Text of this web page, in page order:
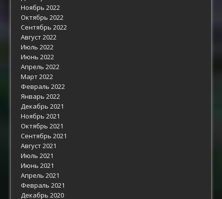
Ноябрь 2022
Октябрь 2022
Сентябрь 2022
Август 2022
Июль 2022
Июнь 2022
Апрель 2022
Март 2022
Февраль 2022
Январь 2022
Декабрь 2021
Ноябрь 2021
Октябрь 2021
Сентябрь 2021
Август 2021
Июль 2021
Июнь 2021
Апрель 2021
Февраль 2021
Декабрь 2020